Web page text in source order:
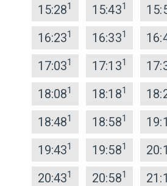
15:281 15:431
16:231 16:331
17:031 17:131
18:081 18:181
18:481 18:581
19:431 19:581
20:431 20:581